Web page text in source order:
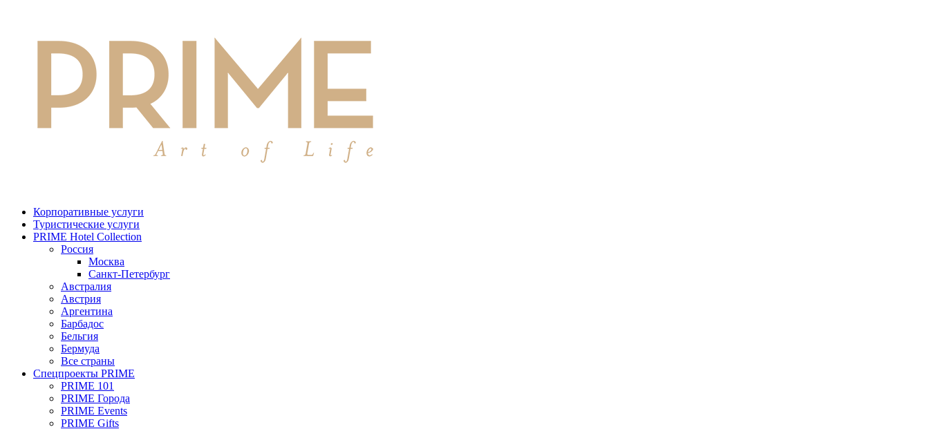
Корпоративные услуги
Туристические услуги
PRIME Hotel Collection
Россия
Москва
Санкт-Петербург
Австралия
Австрия
Аргентина
Барбадос
Бельгия
Бермуда
Все страны
Спецпроекты PRIME
PRIME 101
PRIME Города
PRIME Events
PRIME Gifts